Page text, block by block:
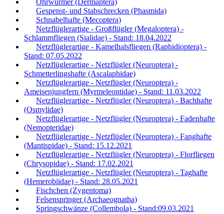
Gespenst- und Stabschrecken (Phasmida)
Schnabelhafte (Mecoptera)
Netzflüglerartige - Großflügler (Megaloptera) -
Schlammfliegen (Sialidae) - Stand: 18.04.2022
Netzflüglerartige - Kamelhalsfliegen (Raphidioptera) -
Stand: 07.05.2022
Netzflüglerartige - Netzflügler (Neuroptera) -
Schmetterlingshafte (Ascalaphidae)
Netzflüglerartige - Netzflügler (Neuroptera) -
Ameisenjungfern (Myrmeleontidae) - Stand: 11.03.2022
Netzflüglerartige - Netzflügler (Neuroptera) - Bachhafte
(Osmylidae)
Netzflüglerartige - Netzflügler (Neuroptera) - Fadenhafte
(Nemopteridae)
Netzflüglerartige - Netzflügler (Neuroptera) - Fanghafte
(Mantispidae) - Stand: 15.12.2021
Netzflüglerartige - Netzflügler (Neuroptera) - Florfliegen
(Chrysopidae) - Stand: 17.02.2021
Netzflüglerartige - Netzflügler (Neuroptera) - Taghafte
(Hemerobiidae) - Stand: 28.05.2021
Fischchen (Zygentoma)
Felsenspringer (Archaeognatha)
Springschwänze (Collembola) - Stand:09.03.2021